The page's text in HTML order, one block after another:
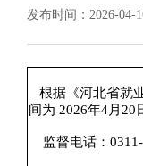
发布时间：2026-
根据《河北省就
间为 2026年4月
监督电话：0311-